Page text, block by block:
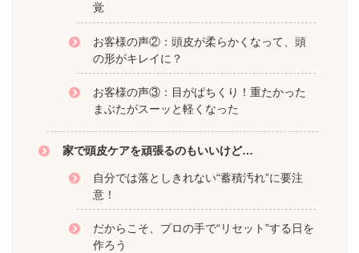
覚
お客様の声②：頭皮が柔らかくなって、頭
の形がキレイに？
お客様の声③：目がぱちくり！重たかった
まぶたがスーッと軽くなった
家で頭皮ケアを頑張るのもいいけど…
自分では落としきれない“蓄積汚れ”に要注
意！
だからこそ、プロの手で“リセット”する日を
作ろう